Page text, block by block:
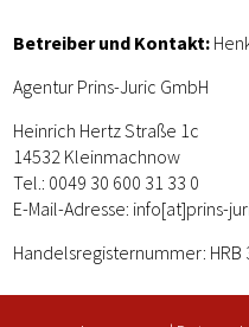
Betreiber und Kontakt:
Agentur Prins-Juric GmbH
Heinrich Hertz Straße 1c
14532 Kleinmachnow
Tel.: 0049 30 600 31 33 0
E-Mail-Adresse: info[at]prins-
Handelsregisternummer: